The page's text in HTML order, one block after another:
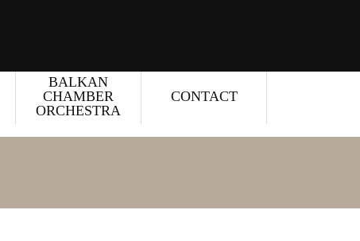
BALKAN
CHAMBER
ORCHESTRA
CONTACT